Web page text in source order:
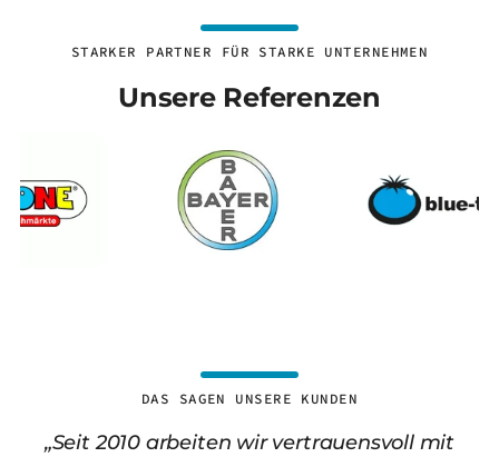
STARKER PARTNER FÜR STARKE UNTERNEHMEN
Unsere Referenzen
DAS SAGEN UNSERE KUNDEN
„Seit 2010 arbeiten wir vertrauensvoll mit